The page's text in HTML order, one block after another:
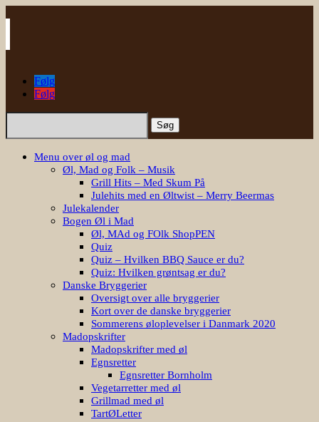
Følg
Følg
Søg
Menu over øl og mad
Øl, Mad og Folk – Musik
Grill Hits – Med Skum På
Julehits med en Øltwist – Merry Beermas
Julekalender
Bogen Øl i Mad
Øl, MAd og FOlk ShopPEN
Quiz
Quiz – Hvilken BBQ Sauce er du?
Quiz: Hvilken grøntsag er du?
Danske Bryggerier
Oversigt over alle bryggerier
Kort over de danske bryggerier
Sommerens øloplevelser i Danmark 2020
Madopskrifter
Madopskrifter med øl
Egnsretter
Egnsretter Bornholm
Vegetarretter med øl
Grillmad med øl
TartØLetter